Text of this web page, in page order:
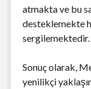
atmakta ve bu
desteklemekte
sergilemektedir.
Sonuç olarak,
yenilikçi